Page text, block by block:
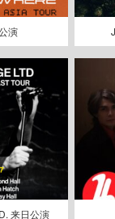
演
来日公演